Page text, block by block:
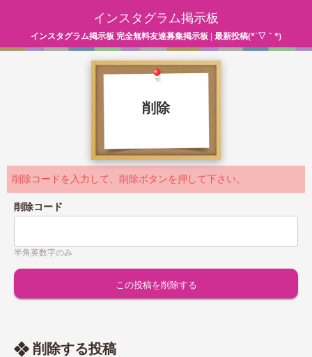
インスタグラム掲示板
インスタグラム掲示板 完全無料友達募集掲示板 | 最新投稿(*´▽｀*)
削除
削除コードを入力して、削除ボタンを押して下さい。
削除コード
半角英数字のみ
削除する投稿